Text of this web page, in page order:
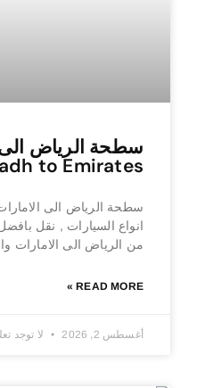
سطحة الرياض الى
to Emirates
سطحة الرياض الى
انواع السيارات , نقل
من الرياض الى الامارات
READ MORE »
أغسطس 2, 2026 لا توجد